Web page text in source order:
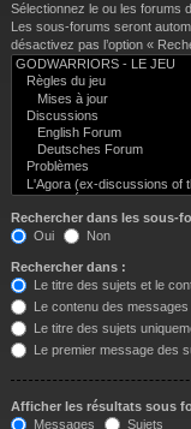
Sélectionnez le ou les forums
Les sous-forums seront
désactivez pas l’option «
Rechercher dans les sous-
Oui
Non
Rechercher dans :
Le titre des sujets et le
Le contenu des messages
Le titre des sujets
Le premier message des
Afficher les résultats sous
Messages
Sujets